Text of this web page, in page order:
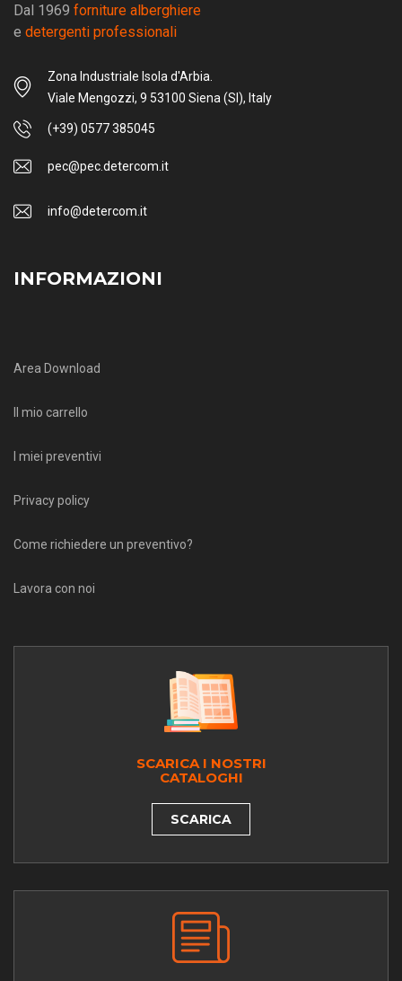
Dal 1969 forniture alberghiere
e detergenti professionali
Zona Industriale Isola d'Arbia.
Viale Mengozzi, 9 53100 Siena (SI), Italy
(+39) 0577 385045
pec@pec.detercom.it
info@detercom.it
INFORMAZIONI
Area Download
Il mio carrello
I miei preventivi
Privacy policy
Come richiedere un preventivo?
Lavora con noi
SCARICA I NOSTRI
CATALOGHI
SCARICA